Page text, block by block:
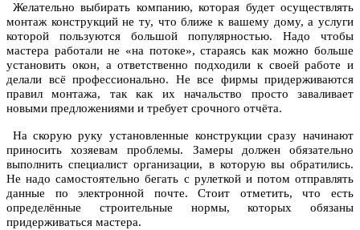
Желательно выбирать компанию, которая будет осуществлять
монтаж конструкций не ту, что ближе к вашему дому, а услуги
которой пользуются большой популярностью. Надо чтобы
мастера работали не «на потоке», стараясь как можно больше
установить окон, а ответственно подходили к своей работе и
делали всё профессионально. Не все фирмы придерживаются
правил монтажа, так как их начальство просто заваливает
новыми предложениями и требует срочного отчёта.
На скорую руку установленные конструкции сразу начинают
приносить хозяевам проблемы. Замеры должен обязательно
выполнить специалист организации, в которую вы обратились.
Не надо самостоятельно бегать с рулеткой и потом отправлять
данные по электронной почте. Стоит отметить, что есть
определённые строительные нормы, которых обязаны
придерживаться мастера.